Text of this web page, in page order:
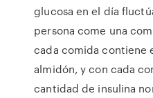
glucosa en el día
persona come una
cada comida contiene
almidón, y con cada
cantidad de insulina